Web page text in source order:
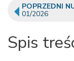
POPRZEDNI
01/2026
Spis